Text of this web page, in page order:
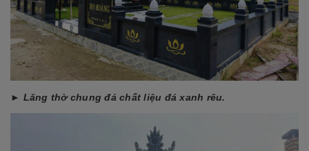
► Lăng thờ chung đá chất liệu đá xanh rêu.